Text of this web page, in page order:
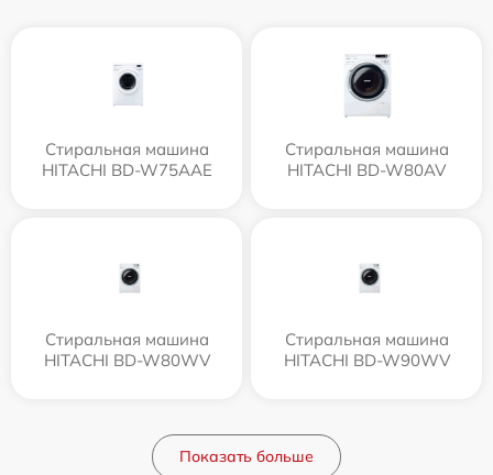
Стиральная машина
HITACHI BD-W75AAE
Стиральная машина
HITACHI BD-W80AV
Стиральная машина
HITACHI BD-W80WV
Стиральная машина
HITACHI BD-W90WV
Показать больше